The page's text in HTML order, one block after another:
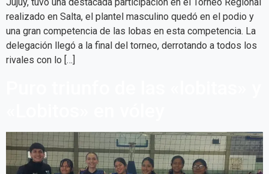
realizado en Salta, el plantel masculino quedó en el podio y
una gran competencia de las lobas en esta competencia. La
delegación llegó a la final del torneo, derrotando a todos los
rivales con lo […]